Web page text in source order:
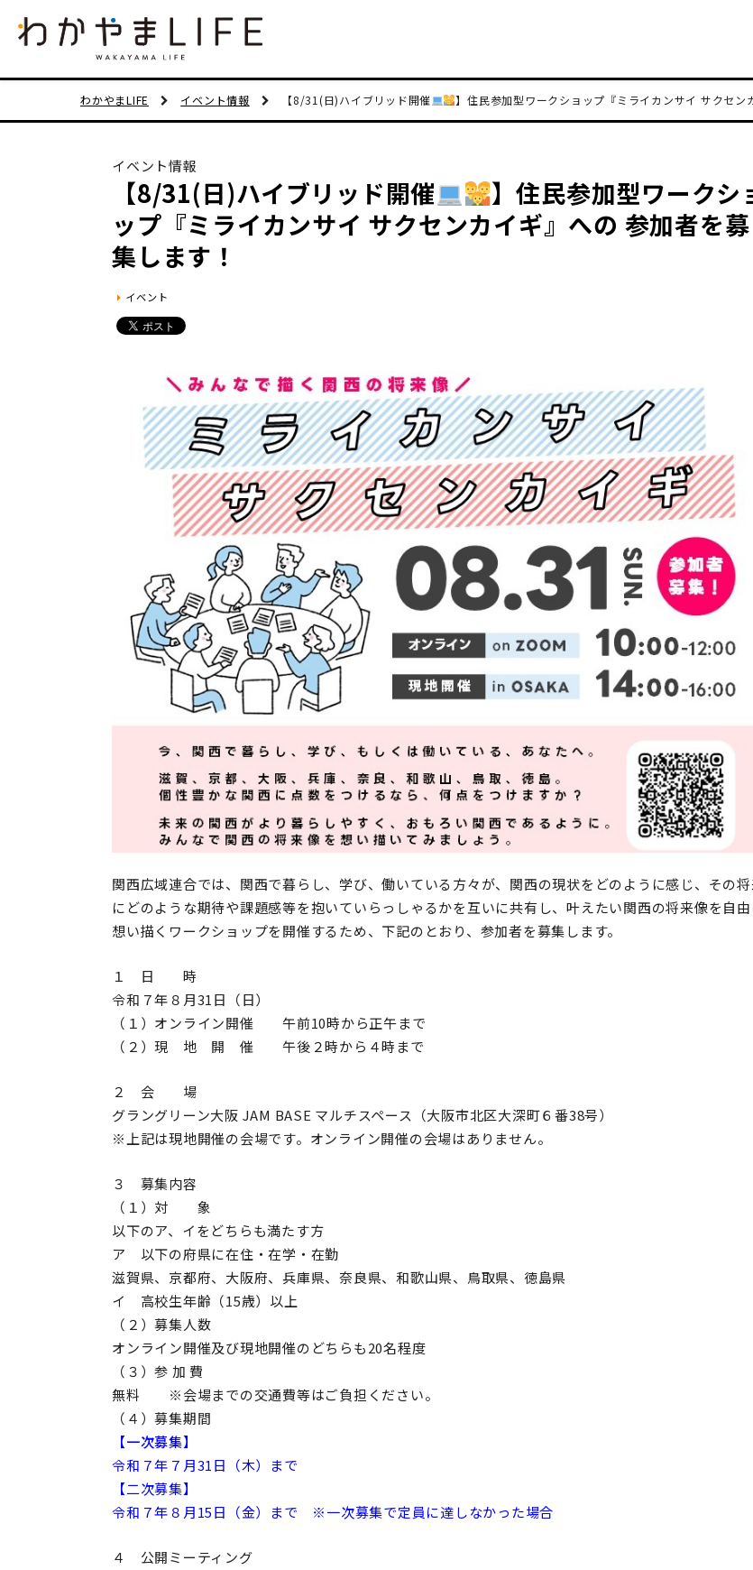
わかやまLIFE イベント情報 【8/31(日)ハイブリッド開催 】住民参加型ワークショップ『ミライカンサイ サクセン
イベント情報
【8/31(日)ハイブリッド開催
】住民参加型ワークシ
ップ『ミライカンサイ サクセンカイギ』への 参加者を募
集します！
イベント
関西広域連合では、関西で暮らし、学び、働いている方々が、関西の現状をどのように感じ、その
にどのような期待や課題感等を抱いていらっしゃるかを互いに共有し、叶えたい関西の将来像を自由
想い描くワークショップを開催するため、下記のとおり、参加者を募集します。
１ 日 時
令和７年８月31 日（日）
（１）オンライン開催 午前10時から正午まで
（２）現 地 開 催 午後２時から４時まで
２ 会 場
グラングリーン大阪 JAM BASE マルチスペース（大阪市北区大深町６番38号）
※上記は現地開催の会場です。オンライン開催の会場はありません。
３ 募集内容
（１）対 象
以下のア、イをどちらも満たす方
ア 以下の府県に在住・在学・在勤
滋賀県、京都府、大阪府、兵庫県、奈良県、和歌山県、鳥取県、徳島県
イ 高校生年齢（15歳）以上
（２）募集人数
オンライン開催及び現地開催のどちらも20名程度
（３）参 加 費
無料 ※会場までの交通費等はご負担ください。
（４）募集期間
【一次募集】
令和７年７月31日（木）まで
【二次募集】
令和７年８月15日（金）まで ※一次募集で定員に達しなかった場合
４ 公開ミーティング